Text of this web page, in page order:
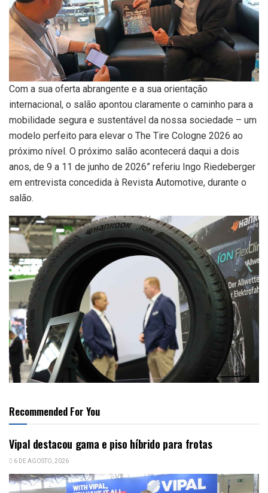
Com a sua oferta abrangente e a sua orientação
internacional, o salão apontou claramente o caminho para a
mobilidade segura e sustentável da nossa sociedade – um
modelo perfeito para elevar o The Tire Cologne 2026 ao
próximo nível. O próximo salão acontecerá daqui a dois
anos, de 9 a 11 de junho de 2026” referiu Ingo Riedeberger
em entrevista concedida à Revista Automotive, durante o
salão.
Recommended For You
Vipal destacou gama e piso híbrido para frotas
6 DE AGOSTO, 2026